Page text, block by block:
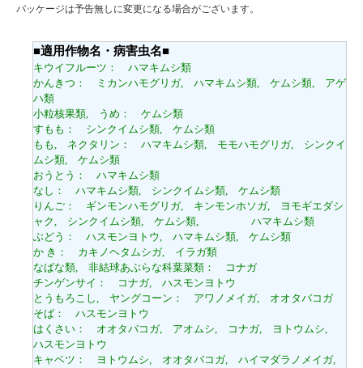
パッケージは予告無しに変更になる場合がございます。
■適用作物名・病害虫名■
キウイフルーツ： ハマキムシ類
かんきつ： ミカンハモグリガ, ハマキムシ類, ケムシ類, アゲ
ハ類
小粒核果類, うめ： ケムシ類
すもも： シンクイムシ類, ケムシ類
もも, ネクタリン： ハマキムシ類, モモハモグリガ, シンクイ
ムシ類, ケムシ類
おうとう： ハマキムシ類
なし： ハマキムシ類, シンクイムシ類, ケムシ類
りんご： ギンモンハモグリガ, キンモンホソガ, ヨモギエダシ
ャク, シンクイムシ類, ケムシ類, ハマキムシ類
ぶどう： ハスモンヨトウ, ハマキムシ類, ケムシ類
か き： カキノヘタムシガ, イラガ類
なばな類, 非結球あぶらな科葉菜類： コナガ
チンゲンサイ： コナガ, ハスモンヨトウ
とうもろこし, ヤングコーン： アワノメイガ, オオタバコガ
そば： ハスモンヨトウ
はくさい： オオタバコガ, アオムシ, コナガ, ヨトウムシ,
ハスモンヨトウ
キャベツ： ヨトウムシ, オオタバコガ, ハイマダラノメイガ,